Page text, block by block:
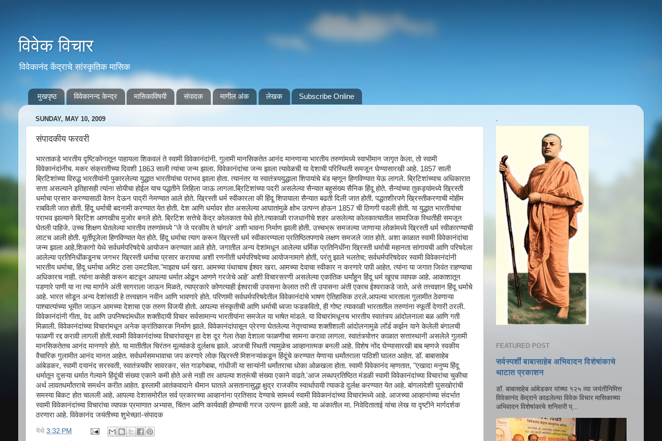
विवेक विचार
विवेकानंद केंद्राचे सांस्कृतिक मासिक
मुखपृष्ठ विवेकानन्द केन्द्र मासिकाविषयी संपादक मागील अंक लेखक Subscribe Online
SUNDAY, MAY 10, 2009
संपादकीय फरवरी
भारताकडे भारतीय दृष्टिकोनातून पाहायला शिकवलं ते स्वामी विवेकानंदांनी. गुलामी मानसिकतेत आनंद मानणाऱ्या भारतीय तरुणांमध्ये स्वाभीमान जागृत केला, तो स्वामी
विवेकानंदांनीच. मकर संक्रातीच्या दिवशी 1863 साली त्यांचा जन्म झाला. विवेकानंदांचा जन्म झाला त्यावेळची या देशाची परिस्थिती समजून घेण्यासारखी आहे. 1857 साली
ब्रिटिशांच्या विरुद्ध भारतीयांनी पुकारलेल्या युद्धात भारतीयांचा पराभव झाला होता. त्यानंतर या स्वातंत्र्ययुद्धाला शिपायांचे बंड म्हणून हिणविण्यात येऊ लागले. ब्रिटिशांच्याच अधिकारात
सत्ता असल्याने इतिहासही त्यांना सोयीचा होईल याच पद्धतीने लिहिला जाऊ लागला.ब्रिटिशांच्या पदरी असलेल्या सैन्यात बहुसंख्य सैनिक हिंदू होते. सैन्यांच्या तुकड्यांमध्ये ख्रिस्ती
धर्माचा प्रसार करण्यासाठी वेतन देऊन पाद्री नेमण्यात आले होते. ख्रिस्ती धर्म स्वीकारला की हिंदू शिपायाला सैन्यात बढती दिली जात होती. पद्धतशीरपणे ख्रिस्तीकरणाची मोहीम
राबविली जात होती. हिंदू धर्माची बदनामी करण्यात येत होती. देश आणि धर्मावर होत असलेल्या आघातांमुळे क्षोभ उत्पन्न होऊन 1857 ची ठिणगी पडली होती. या युद्धात भारतीयांचा
पराभव झाल्याने ब्रिटिश आणखीच मुजोर बनले होते. ब्रिटिश सत्तेचे केंद्र कोलकाता येथे होते.त्याकाळी राजधानीचे शहर असलेल्या कोलकात्यातील सामाजिक स्थितीही समजून
घेतली पाहिजे. उच्च शिक्षण घेतलेल्या भारतीय तरुणांमध्ये "जे जे परकीय ते चांगले' अशी भावना निर्माण झाली होती. उच्चभ्रू समजल्या जाणाऱ्या लोकांमध्ये ख्रिस्ती धर्म स्वीकारण्याची
लाटच आली होती. मूर्तीपूजेला हिणविण्यात येत होते. हिंदू धर्माचा त्याग करून ख्रिस्ती धर्म स्वीकारण्याला प्रतिष्ठितपणाचे लक्षण समजले जात होते. अशा काळात स्वामी विवेकानंदांचा
जन्म झाला आहे.शिकागो येथे सर्वधर्मपरिषदेचे आयोजन करण्यात आले होते. जगातील अन्य देशांमधून आलेल्या धर्मिक प्रतिनिधींना ख्रिस्ती धर्माची महानता सांगायची आणि परिषदेला
आलेल्या प्रतिनिधींकडूनच जगभर ख्रिस्ती धर्माचा प्रसार करायचा अशी रणनीती धर्मपरिषदेच्या आयोजनामागे होती, परंतु झाले भलतेच; सर्वधर्मपरिषदेवर स्वामी विवेकानंदांनी
भारतीय धर्माचा, हिंदू धर्माचा अमिट ठसा उमटविला."माझाच धर्म खरा. आमच्या पंथाचाच ईश्वर खरा. आमच्या देवाचा स्वीकार न करणारे पापी आहेत. त्यांना या जगात जिवंत राहण्याचा
अधिकारच नाही. त्यांना कसेही करून बाटवून आपल्या धर्मात ओढून आणणे गरजेचे आहे' अशी विचारसरणी असलेल्या एकांतिक धर्मांहून हिंदू धर्म खूपच व्यापक आहे. आकाशातून
पडणारे पाणी या ना त्या मार्गाने अंती सागराला जाऊन मिळते, त्याप्रकारे कोणत्याही ईश्वराची उपासना केलात तरी ती उपासना अंती एकाच ईश्वराकडे जाते, असे तत्त्वज्ञान हिंदू धर्माचे
आहे. भारत सोडून अन्य देशांसाठी हे तत्त्वज्ञान नवीन आणि भावणारे होते. परिणामी सर्वधर्मपरिषदेतील विवेकानंदांचे भाषण ऐतिहासिक ठरले.आपल्या भारताला गुलामीत ठेवणाऱ्या
पाश्चात्यांच्या भूमीत जाऊन आमच्या देशाचा एक तरुण विजयी होतो. आपल्या संस्कृतीची आणि धर्माची ध्वजा फडकवितो, ही गोष्ट त्याकाळी भारतातील तरुणांना स्फूर्ती देणारी ठरली.
विवेकानंदांनी गीता, वेद आणि उपनिषदांमधील शक्तीदायी विचार सर्वसामान्य भारतीयांना समजेल या भाषेत मांडले. या विचारांमधूनच भारतीय स्वातंत्र्य आंदोलनाला बळ आणि गती
मिळाली. विवेकानंदांच्या विचारांमधून अनेक क्रांतिकारक निर्माण झाले. विवेकानंदांपासून प्रेरणा घेतलेल्या नेतृत्त्वाच्या शक्तीशाली आंदोलनामुळे लॉर्ड कर्झन याने केलेली बंगालची
फाळणी रद्द करावी लागली होती.स्वामी विवेकानंदांच्या विचारांपासून हा देश दूर गेला तेव्हा देशाला फाळणीचा सामना करावा लागला. स्वातंत्र्योत्तर काळात सत्तास्थानी असलेले गुलामी
मानसिकतेतच आनंद मानणारे होते. या मातीतील चिरंतन मूल्यांकडे दुर्लक्षच झाले. आजची स्थिती त्यामुळेच आव्हानात्मक बनली आहे. विशेष नोंद घेण्यासारखी बाब म्हणजे स्वकीय
वैचारिक गुलामीत आनंद मानत आहेत. सर्वधर्मसमभावाचा जप करणारे लोक ख्रिस्ती मिशनऱ्यांकडून हिंदूंचे करण्यात येणाऱ्या धर्मांतराला पाठिशी घालत आहेत. डॉ. बाबासाहेब
आंबेडकर, स्वामी दयानंद सरस्वती, स्वातंत्र्यवीर सावरकर, संत गाडगेबाबा, गांधीजी या साऱ्यांनी धर्मांतराचा धोका ओळखला होता. स्वामी विवेकानंद म्हणतात, "एखादा मनुष्य हिंदू
धर्मातून दुसऱ्या धर्मात गेल्याने हिंदूंची संख्या एकाने कमी होते असे नाही तर आपल्या शत्रूंची संख्या एकाने वाढते.'आज लब्धप्रतिष्ठित मंडळी स्वामी विवेकानंदांच्या विचारांचा चुकीचा
अर्थ लावतधर्मांतराचे समर्थन करीत आहेत. इस्लामी आतंकवादाने थैमान घातले असतानासुद्धा क्षुद्र राजकीय स्वार्थापायी त्याकडे दुर्लक्ष करण्यात येत आहे. बांगलादेशी घुसखोरांची
समस्या बिकट होत चालली आहे. आपल्या देशासमोरील सर्व प्रकारच्या आव्हानांना प्रतिसाद देण्याचे सामर्थ्य स्वामी विवेकानंदांच्या विचारांमध्ये आहे. आजच्या आव्हानांच्या संदर्भात
स्वामी विवेकानंदांच्या विचारांचा व्यापक प्रमाणात अभ्यास, चिंतन आणि कार्यवाही होण्याची गरज उत्पन्न झाली आहे. या अंकातील मा. निवेदिताताई यांचा लेख या दृष्टीने मार्गदर्शक
ठरणारा आहे. विवेकानंद जयंतीच्या शुभेच्छा!-संपादक
येथे 3:32 PM
.
FEATURED POST
सर्वस्पर्शी बाबासाहेब अभिवादन विशेषांकाचे
थाटात प्रकाशन
डॉ. बाबासाहेब आंबेडकर यांच्या १२५ व्या जयंतीनिमित्त
विवेकानंद केंद्राने काढलेल्या विवेक विचार मासिकाच्या
अभिवादन विशेषांकाचे शनिवारी प्...